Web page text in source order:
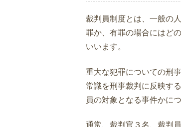
裁判員制度とは、一般の
罪か、有罪の場合にはど
いいます。
重大な犯罪についての刑
常識を刑事裁判に反映す
員の対象となる事件かに
通常、裁判官３名、裁判